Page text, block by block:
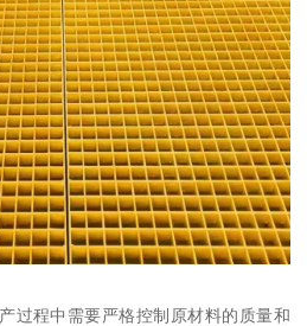
过程中需要严格控制原材料的质量和